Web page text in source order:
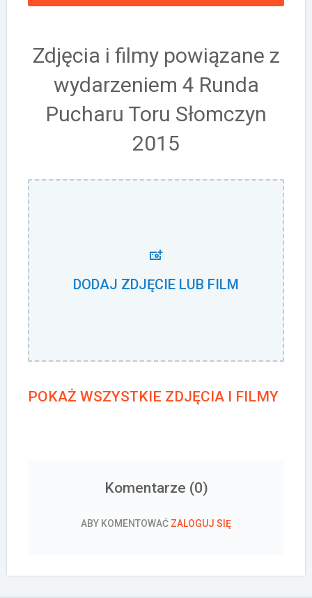
Zdjęcia i filmy powiązane z
wydarzeniem 4 Runda
Pucharu Toru Słomczyn
2015
DODAJ ZDJĘCIE LUB FILM
POKAŻ WSZYSTKIE ZDJĘCIA I FILMY
Komentarze (0)
ABY KOMENTOWAĆ ZALOGUJ SIĘ